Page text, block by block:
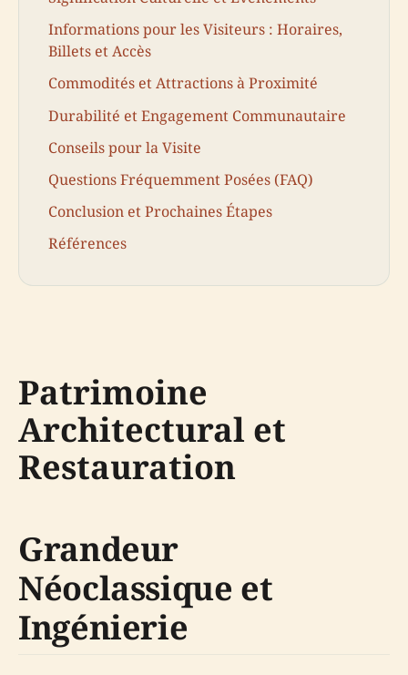
Informations pour les Visiteurs : Horaires,
Billets et Accès
Commodités et Attractions à Proximité
Durabilité et Engagement Communautaire
Conseils pour la Visite
Questions Fréquemment Posées (FAQ)
Conclusion et Prochaines Étapes
Références
Patrimoine
Architectural et
Restauration
Grandeur
Néoclassique et
Ingénierie